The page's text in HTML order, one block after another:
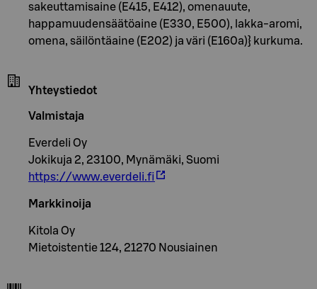
sakeuttamisaine (E415, E412), omenauute,
happamuudensäätöaine (E330, E500), lakka-aromi,
omena, säilöntäaine (E202) ja väri (E160a)} kurkuma.
Yhteystiedot
Valmistaja
Everdeli Oy
Jokikuja 2, 23100, Mynämäki, Suomi
https://www.everdeli.fi
Markkinoija
Kitola Oy
Mietoistentie 124, 21270 Nousiainen